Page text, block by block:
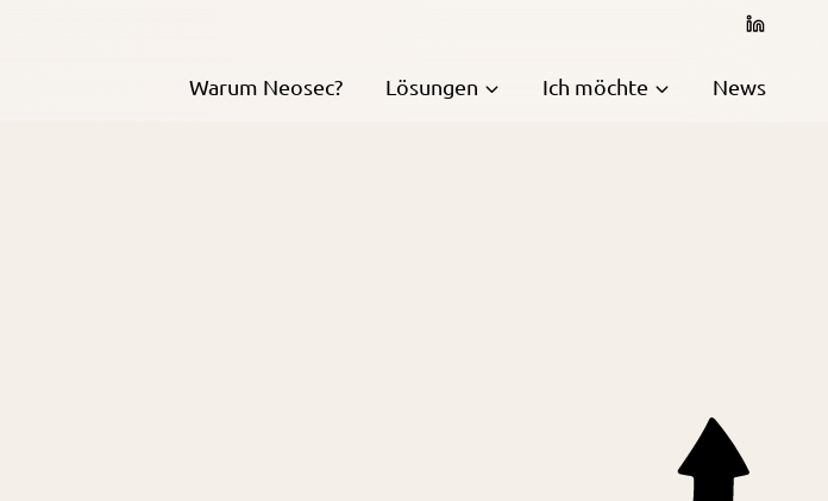
Warum Neosec? Lösungen Ich möchte News